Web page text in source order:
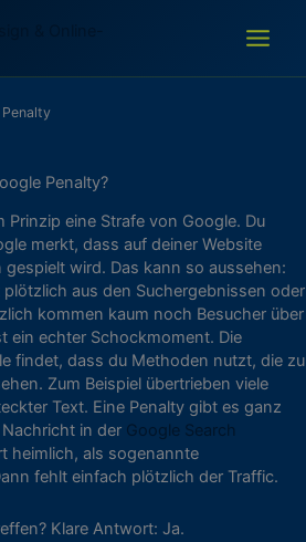
Penalty
Penalty?
Prinzip eine Strafe von Google. Du
merkt, dass auf deiner Website
wird. Das kann so aussehen:
aus den Suchergebnissen oder
kommen kaum noch Besucher über
ein echter Schockmoment. Die
findet, dass du Methoden nutzt, die zu
Zum Beispiel übertrieben viele
Text. Eine Penalty gibt es ganz
in der Google Search
heimlich, als sogenannte
fehlt einfach plötzlich der Traffic.
Klare Antwort: Ja.